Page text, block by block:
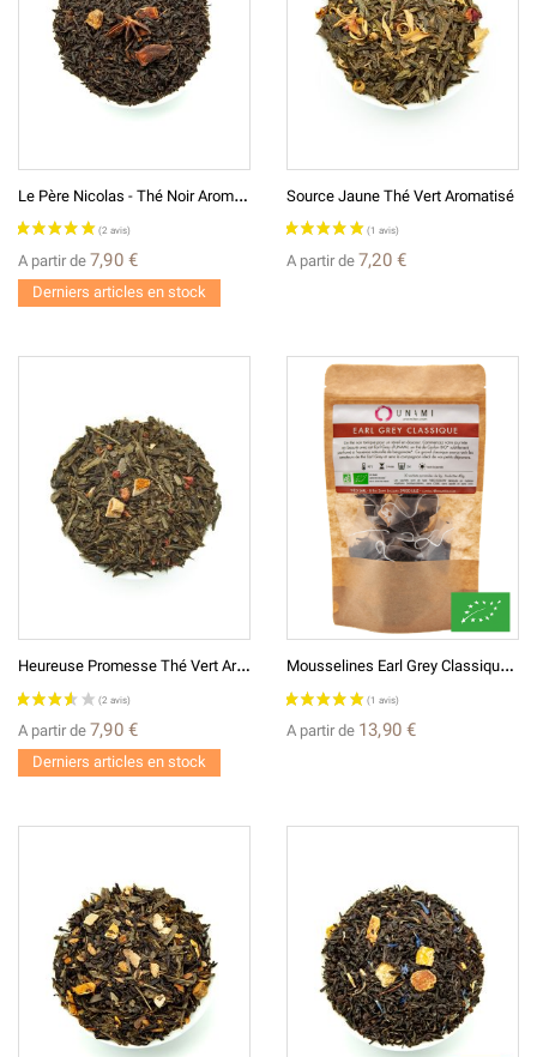
(6 avis)
L
E Père Nicolas - Thé Noir Aromatisé
A partir de 7,90 €
Derniers articles en stock
Source Jaune Thé Vert Aromatisé
A partir de 7,20 €
H
Eureuse Promesse Thé Vert Aromatisé
A partir de 7,90 €
Derniers articles en stock
M
Ousselines Earl Grey Classique BIO*
A partir de 13,90 €